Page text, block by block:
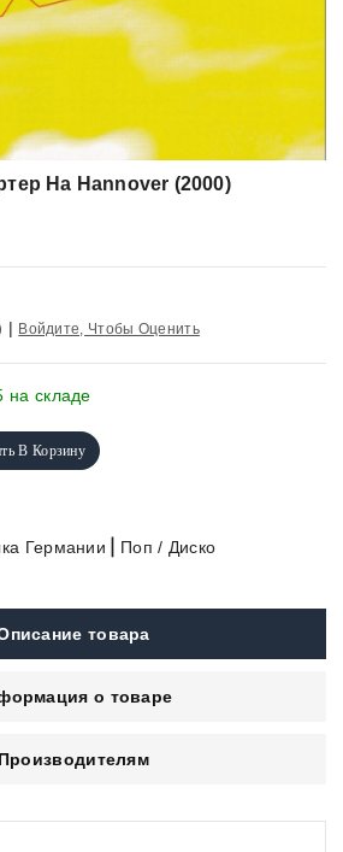
На Hannover (2000)
| Войдите, Чтобы Оценить
на складе
В Корзину
Германии Поп / Диско
товара
о товаре
Производителям